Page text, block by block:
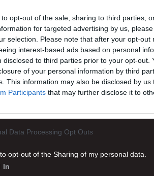
to opt-out of the sale, sharing to third parties,
for targeted advertising by us,
selection. Please note that after your opt-out
interest-based ads based on personal
disclosed to third parties prior to your opt-out.
of your personal information by third
This information may also be disclosed by
Participants that may further disclose it to
Data Processing Opt Outs
opt-out of the Sharing of my personal data.
In